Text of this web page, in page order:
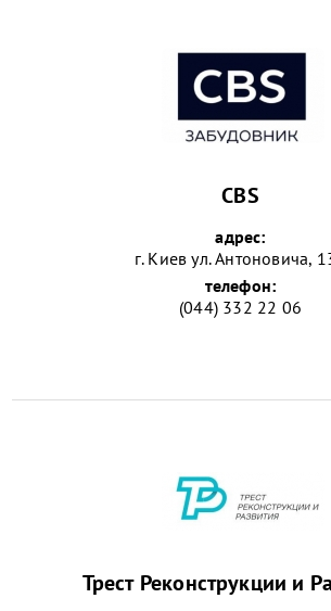
CBS
адрес:
г. Киев ул. Антоновича,
телефон:
(044) 332 22 06
Трест Реконструкции и